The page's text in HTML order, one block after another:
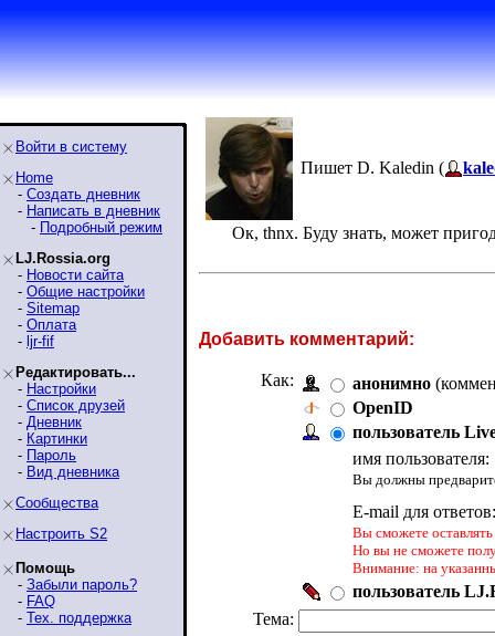
Войти в систему
Home
- Создать дневник
- Написать в дневник
- Подробный режим
LJ.Rossia.org
- Новости сайта
- Общие настройки
- Sitemap
- Оплата
- ljr-fif
Редактировать...
- Настройки
- Список друзей
- Дневник
- Картинки
- Пароль
- Вид дневника
Сообщества
Настроить S2
Помощь
- Забыли пароль?
- FAQ
- Тех. поддержка
Пишет D. Kaledin (
Ок, thnx. Буду знать, может
Добавить комментарий:
Как: анонимно
OpenID
пользователь
имя пользователя:
Вы должны
E-mail для
Вы сможете
Но вы не сможете
Внимание: на
пользователь
Тема: